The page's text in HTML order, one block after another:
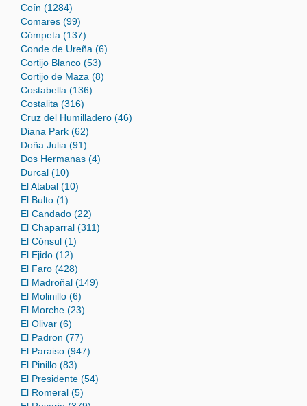
Coín (1284)
Comares (99)
Cómpeta (137)
Conde de Ureña (6)
Cortijo Blanco (53)
Cortijo de Maza (8)
Costabella (136)
Costalita (316)
Cruz del Humilladero (46)
Diana Park (62)
Doña Julia (91)
Dos Hermanas (4)
Durcal (10)
El Atabal (10)
El Bulto (1)
El Candado (22)
El Chaparral (311)
El Cónsul (1)
El Ejido (12)
El Faro (428)
El Madroñal (149)
El Molinillo (6)
El Morche (23)
El Olivar (6)
El Padron (77)
El Paraiso (947)
El Pinillo (83)
El Presidente (54)
El Romeral (5)